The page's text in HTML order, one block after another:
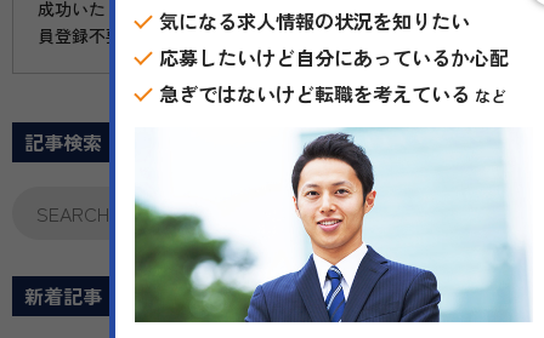
成功いたしますように、医師の転職に関する有益な情報を会
員登録不要で配信します。
記事検索
新着記事
気になる求人情報の状況を知りたい
応募したいけど自分にあっているか心配
急ぎではないけど転職を考えている など